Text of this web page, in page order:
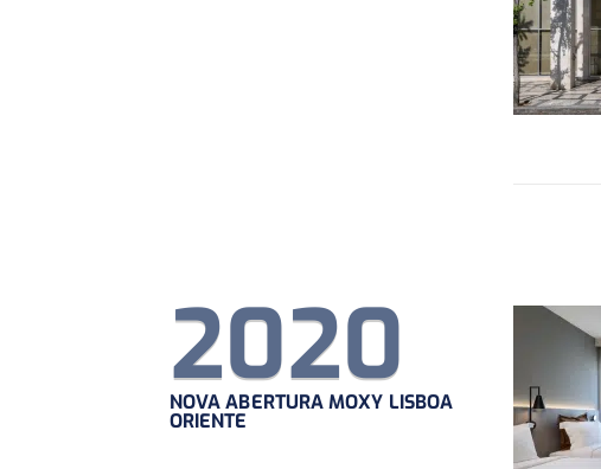
2020
NOVA ABERTURA MOXY LISBOA
ORIENTE